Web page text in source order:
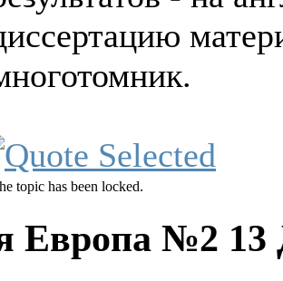
topic has been locked.
Европа №2 13